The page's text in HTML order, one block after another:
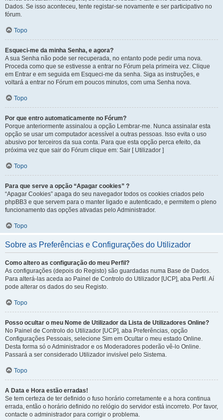
Dados. Se isso aconteceu, tente registar-se novamente e ser participativo no
fórum.
Topo
Esqueci-me da minha Senha, e agora?
A sua Senha não pode ser recuperada, no entanto pode pedir uma nova.
Proceda como que se estivesse a entrar no Fórum pela primeira vez. Clique
em Entrar e em seguida em Esqueci-me da senha. Siga as instruções, e
voltará a entrar no Fórum em poucos minutos, com uma Senha nova.
Topo
Por que entro automaticamente no Fórum?
Porque anteriormente assinalou a opção Lembrar-me. Nunca assinalar esta
opção se usar um computador acessível a outras pessoas. Isso evita o uso
abusivo por terceiros da sua conta. Para que esta opção perca efeito, da
próxima vez que sair do Fórum clique em: Sair [ Utilizador ]
Topo
Para que serve a opção “Apagar cookies” ?
“Apagar Cookies” apaga do seu navegador todos os cookies criados pelo
phpBB3 e que servem para o manter ligado e autenticado, e permitem o pleno
funcionamento das opções ativadas pelo Administrador.
Topo
Sobre as Preferências e Configurações do Utilizador
Como altero as configuração do meu Perfil?
As configurações (depois do Registo) são guardadas numa Base de Dados.
Para alterá-las aceda ao Painel de Controlo do Utilizador [UCP], aba Perfil. Aí
pode alterar os dados do seu Registo.
Topo
Posso ocultar o meu Nome de Utilizador da Lista de Utilizadores Online?
No Painel de Controlo do Utilizador [UCP], aba Preferências, opção
Configurações Pessoais, selecione Sim em Ocultar o meu estado Online.
Desta forma só o Administrador e os Moderadores poderão vê-lo Online.
Passará a ser considerado Utilizador invisível pelo Sistema.
Topo
A Data e Hora estão erradas!
Se tem certeza de ter definido o fuso horário corretamente e a hora continua
errada, então o horário definido no relógio do servidor está incorreto. Por favor,
contacte o administrador para corrigir o problema.